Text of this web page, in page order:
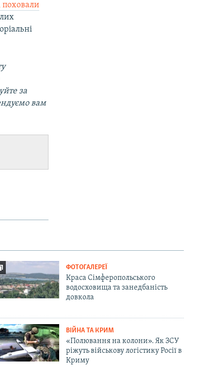
поховали
за
вам
ФОТОГАЛЕРЕЇ
Краса Сімферопольського
водосховища та занедбаність
довкола
ВІЙНА ТА КРИМ
«Полювання на колони». Як ЗСУ
ріжуть військову логістику Росії в
Криму